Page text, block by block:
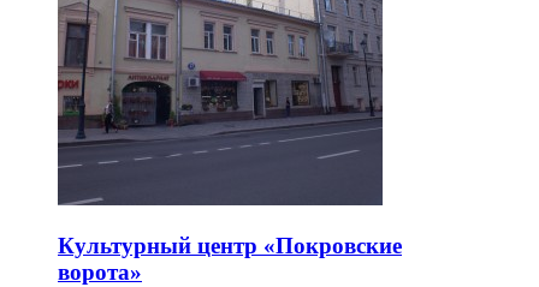
Культурный центр «Покровские
ворота»